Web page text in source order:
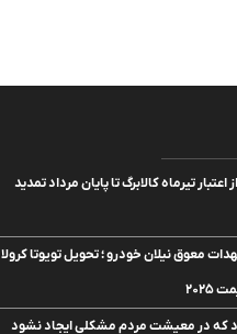
تیرماه کالابرگ تا پایان مرداد تمدید
معوق نیلان خودرو ؛ تحویل تویوتا کرولا
که در معیشت مردم مشکلی ایجاد نشود